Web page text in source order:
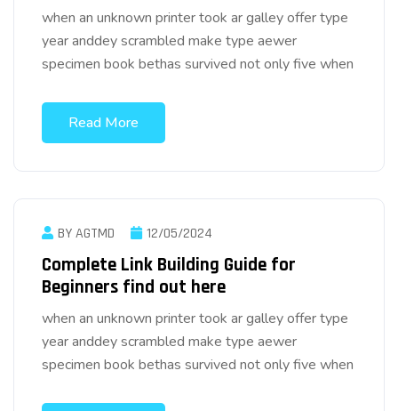
when an unknown printer took ar galley offer type
year anddey scrambled make type aewer
specimen book bethas survived not only five when
Read More
BY AGTMD 12/05/2024
Complete Link Building Guide for
Beginners find out here
when an unknown printer took ar galley offer type
year anddey scrambled make type aewer
specimen book bethas survived not only five when